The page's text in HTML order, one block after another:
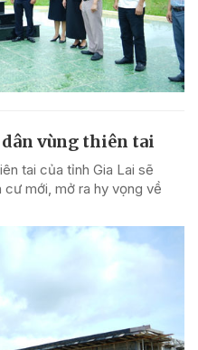
dân vùng thiên tai
tai của tỉnh Gia Lai sẽ
mới, mở ra hy vọng về